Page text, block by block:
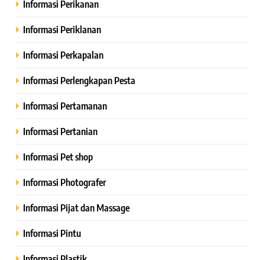
Informasi Perikanan
Informasi Periklanan
Informasi Perkapalan
Informasi Perlengkapan Pesta
Informasi Pertamanan
Informasi Pertanian
Informasi Pet shop
Informasi Photografer
Informasi Pijat dan Massage
Informasi Pintu